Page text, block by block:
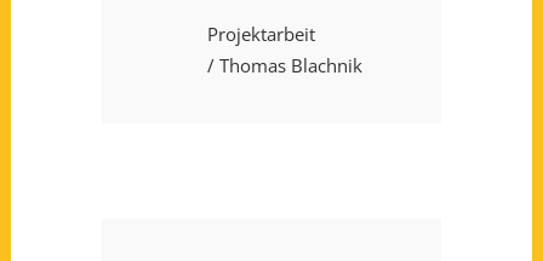
Projektarbeit
/ Thomas Blachnik